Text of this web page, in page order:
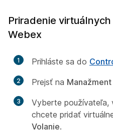
Priradenie
Webex
1 Prihláste sa do
2 Prejsť na Manažment
3
Vyberte používateľa,
chcete pridať
Volanie.